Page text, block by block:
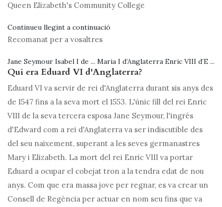
Queen Elizabeth's Community College
Continueu llegint a continuació
Recomanat per a vosaltres
Jane Seymour Isabel I de ... Maria I d’Anglaterra Enric VIII d’E ...
Qui era Eduard VI d'Anglaterra?
Eduard VI va servir de rei d'Anglaterra durant sis anys des
de 1547 fins a la seva mort el 1553. L'únic fill del rei Enric
VIII de la seva tercera esposa Jane Seymour, l'ingrés
d'Edward com a rei d'Anglaterra va ser indiscutible des
del seu naixement, superant a les seves germanastres
Mary i Elizabeth. La mort del rei Enric VIII va portar
Eduard a ocupar el cobejat tron ​​a la tendra edat de nou
anys. Com que era massa jove per regnar, es va crear un
Consell de Regència per actuar en nom seu fins que va